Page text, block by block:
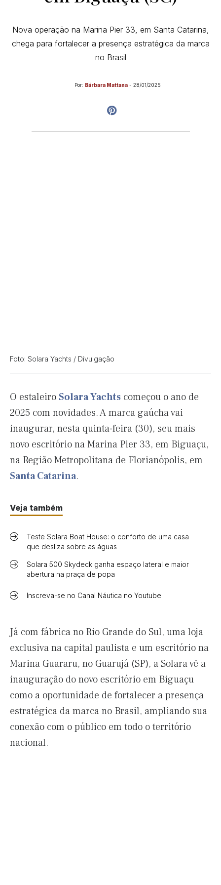
Nova operação na Marina Pier 33, em Santa Catarina,
chega para fortalecer a presença estratégica da marca
no Brasil
Por: Bárbara Mattana - 28/01/2025
Foto: Solara Yachts / Divulgação
O estaleiro Solara Yachts começou o ano de
2025 com novidades. A marca gaúcha vai
inaugurar, nesta quinta-feira (30), seu mais
novo escritório na Marina Pier 33, em Biguaçu,
na Região Metropolitana de Florianópolis, em
Santa Catarina.
Veja também
Teste Solara Boat House: o conforto de uma casa
que desliza sobre as águas
Solara 500 Skydeck ganha espaço lateral e maior
abertura na praça de popa
Inscreva-se no Canal Náutica no Youtube
Já com fábrica no Rio Grande do Sul, uma loja
exclusiva na capital paulista e um escritório na
Marina Guararu, no Guarujá (SP), a Solara vê a
inauguração do novo escritório em Biguaçu
como a oportunidade de fortalecer a presença
estratégica da marca no Brasil, ampliando sua
conexão com o público em todo o território
nacional.